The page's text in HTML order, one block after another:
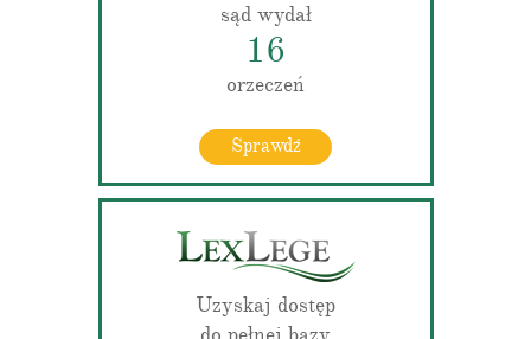
sąd wydał
16
orzeczeń
Sprawdź
Uzyskaj dostęp